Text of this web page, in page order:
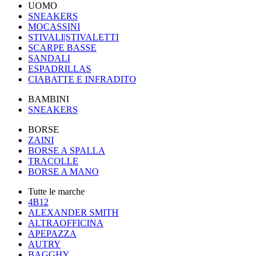
UOMO
SNEAKERS
MOCASSINI
STIVALI|STIVALETTI
SCARPE BASSE
SANDALI
ESPADRILLAS
CIABATTE E INFRADITO
BAMBINI
SNEAKERS
BORSE
ZAINI
BORSE A SPALLA
TRACOLLE
BORSE A MANO
Tutte le marche
4B12
ALEXANDER SMITH
ALTRAOFFICINA
APEPAZZA
AUTRY